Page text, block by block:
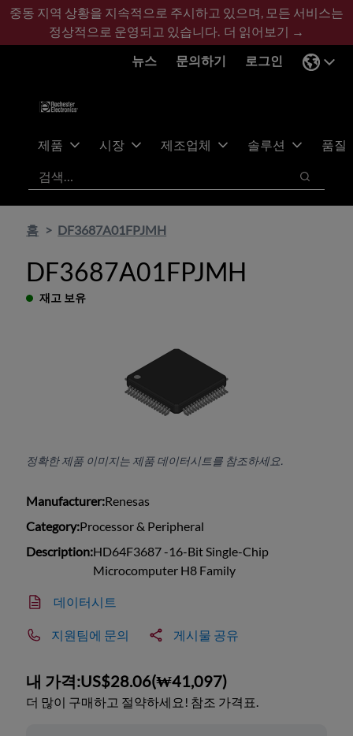
기
콘
바
글
중동 지역 상황을 지속적으로 주시하고 있으며, 모든 서비스는
정상적으로 운영되고 있습니다. 더 읽어보기 →
뉴스
문의하기 로그인
제품 시장 제조업체 솔루션
품질
검색
검색
홈 DF3687A01FPJMH
DF3687A01FPJMH
재고 보유
정확한 제품 이미지는 제품 데이터시트를 참조하세요.
Manufacturer:Renesas
Category:Processor & Peripheral
Description:HD64F3687 -16-Bit Single-Chip
Microcomputer H8 Family
데이터시트
지원팀에 문의 게시물 공유
내 가격:US$28.06(₩41,097)
더 많이 구매하고 절약하세요! 참조 가격표.